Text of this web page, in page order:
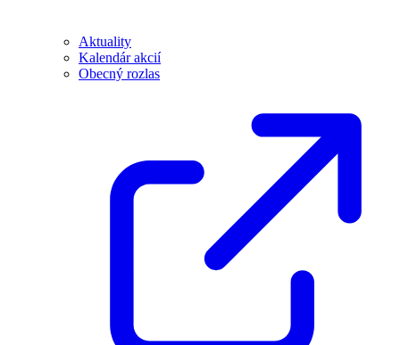
Aktuality
Kalendár akcií
Obecný rozlas